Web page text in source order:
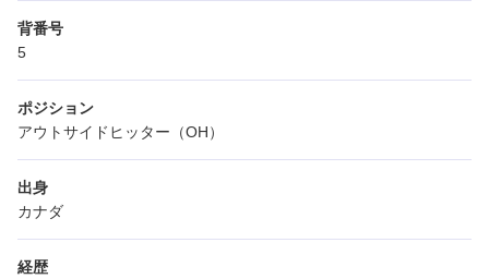
背番号
5
ポジション
アウトサイドヒッター（OH）
出身
カナダ
経歴